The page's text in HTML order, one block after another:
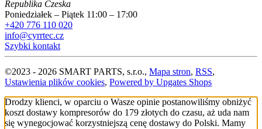
Republika Czeska
Poniedziałek – Piątek 11:00 – 17:00
+420 776 110 020
info@cyrrtec.cz
Szybki kontakt
©2023 - 2026 SMART PARTS, s.r.o., Mapa stron, RSS,
Ustawienia plików cookies, Powered by Upgates Shops
Drodzy klienci, w oparciu o Wasze opinie postanowiliśmy obniżyć
koszt dostawy kompresorów do 179 złotych do czasu, aż uda nam
się wynegocjować korzystniejszą cenę dostawy do Polski. Mamy